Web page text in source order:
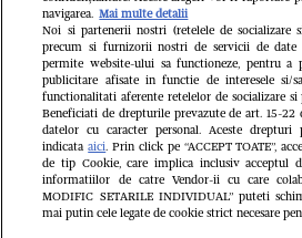
navigarea. Mai multe detalii
Noi si partenerii nostri (retelele de socializare
precum si furnizorii nostri de servicii de date
permite website-ului sa functioneze, pentru a
publicitare afisate in functie de interesele
functionalitati aferente retelelor de socializare
Beneficiati de drepturile prevazute de art. 15-22
datelor cu caracter personal. Aceste
indicataaici. Prin click pe “ACCEPT TOATE”,
de tip Cookie, care implica inclusiv acceptul
informatiilor de catre Vendor-ii cu care
MODIFIC SETARILE INDIVIDUAL” puteti
mai putin cele legate de cookie strict necesare